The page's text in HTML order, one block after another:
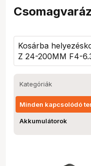
Kosárba
Z 24-200MM F4-
Kategóriák
Minden kapcsolódó
Akkumulátorok